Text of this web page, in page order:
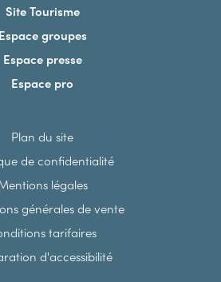
Site Tourisme
Espace groupes
Espace presse
Espace pro
Plan du site
de confidentialité
légales
générales de vente
tarifaires
d'accessibilité